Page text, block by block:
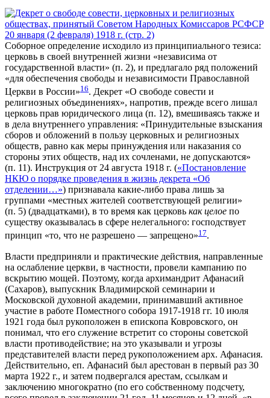
Соборное определение исходило из принципиального тезиса:
церковь в своей внутренней жизни «независима от
государственной власти» (п. 2), и предлагало ряд положений
«для обеспечения свободы и независимости Православной
Церкви в России»16. Декрет «О свободе совести и
религиозных объединениях», напротив, прежде всего лишал
церковь прав юридического лица (п. 12), вмешиваясь также и
в дела внутреннего управления: «Принудительные взыскания
сборов и обложений в пользу церковных и религиозных
обществ, равно как меры принуждения или наказания со
стороны этих обществ, над их сочленами, не допускаются»
(п. 11). Инструкция от 24 августа 1918 г. («Постановление
НКЮ о порядке проведения в жизнь декрета «Об
отделении…») признавала какие-либо права лишь за
группами «местных жителей соответствующей религии»
(п. 5) (двадцатками), в то время как церковь как целое по
существу оказывалась в сфере нелегального: господствует
принцип «то, что не разрешено — запрещено»17.
Власти предприняли и практические действия, направленные
на ослабление церкви, в частности, провели кампанию по
вскрытию мощей. Поэтому, когда архимандрит Афанасий
(Сахаров), выпускник Владимирской семинарии и
Московской духовной академии, принимавший активное
участие в работе Поместного собора 1917-1918 гг. 10 июля
1921 года был рукоположен в епископа Ковровского, он
понимал, что его служение встретит со стороны советской
власти противодействие; на это указывали и угрозы
представителей власти перед рукоположением арх. Афанасия.
Действительно, еп. Афанасий был арестован в первый раз 30
марта 1922 г., и затем подвергался арестам, ссылкам и
заключению многократно (по его собственному подсчету,